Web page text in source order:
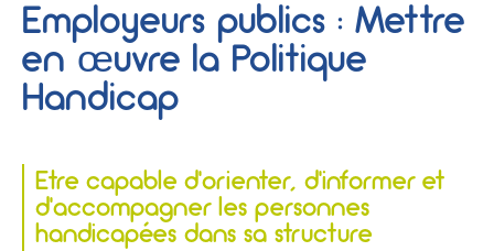
Employeurs publics : Mettre
en œuvre la Politique
Handicap
Etre capable d’orienter, d’informer et
d’accompagner les personnes
handicapées dans sa structure